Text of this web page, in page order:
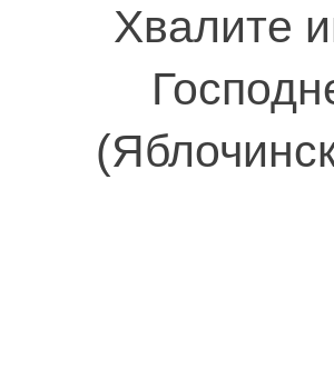
Хвалите